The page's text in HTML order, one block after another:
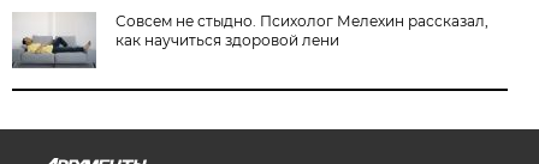
Совсем не стыдно. Психолог Мелехин рассказал,
как научиться здоровой лени